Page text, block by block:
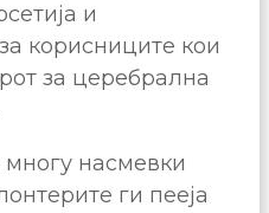
и
корисниците кои
за церебрална
насмевки
ги пееја